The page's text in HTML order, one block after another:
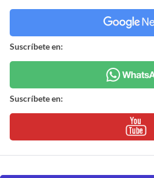
Suscríbete en:
Suscríbete en: